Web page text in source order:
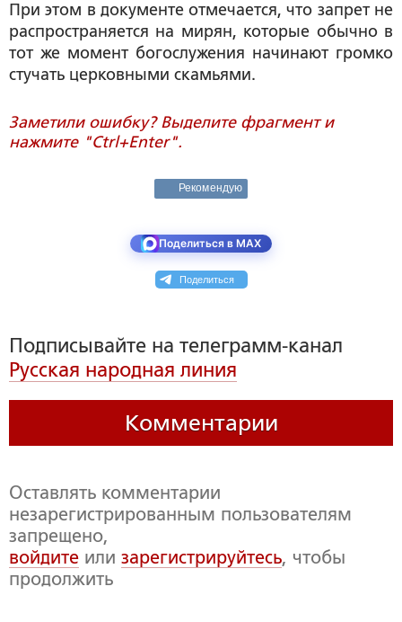
При этом в документе отмечается, что запрет не
распространяется на мирян, которые обычно в
тот же момент богослужения начинают громко
стучать церковными скамьями.
Заметили ошибку? Выделите фрагмент и
нажмите "Ctrl+Enter".
Рекомендую
Поделиться в MAX
Поделиться
Подписывайте на телеграмм-канал
Русская народная линия
Комментарии
Оставлять комментарии
незарегистрированным пользователям
запрещено,
войдите или зарегистрируйтесь, чтобы
продолжить